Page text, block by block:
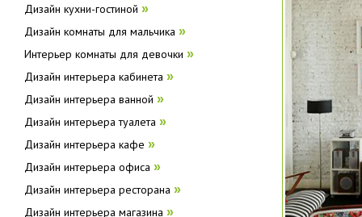
Дизайн кухни-гостиной »
Дизайн комнаты для мальчика »
Интерьер комнаты для девочки »
Дизайн интерьера кабинета »
Дизайн интерьера ванной »
Дизайн интерьера туалета »
Дизайн интерьера кафе »
Дизайн интерьера офиса »
Дизайн интерьера ресторана »
Дизайн интерьера магазина »